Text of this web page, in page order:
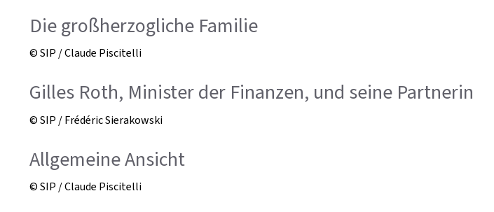
Die großherzogliche Familie
© SIP / Claude Piscitelli
Gilles Roth, Minister der Finanzen, und seine Partnerin
© SIP / Frédéric Sierakowski
Allgemeine Ansicht
© SIP / Claude Piscitelli